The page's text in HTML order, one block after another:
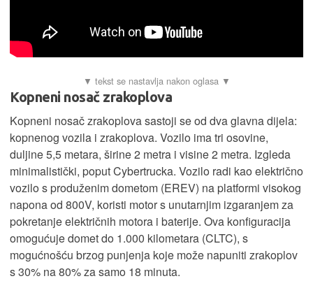
Kopneni nosač zrakoplova
Kopneni nosač zrakoplova sastoji se od dva glavna dijela:
kopnenog vozila i zrakoplova. Vozilo ima tri osovine,
duljine 5,5 metara, širine 2 metra i visine 2 metra. Izgleda
minimalistički, poput Cybertrucka. Vozilo radi kao električno
vozilo s produženim dometom (EREV) na platformi visokog
napona od 800V, koristi motor s unutarnjim izgaranjem za
pokretanje električnih motora i baterije. Ova konfiguracija
omogućuje domet do 1.000 kilometara (CLTC), s
mogućnošću brzog punjenja koje može napuniti zrakoplov
s 30% na 80% za samo 18 minuta.